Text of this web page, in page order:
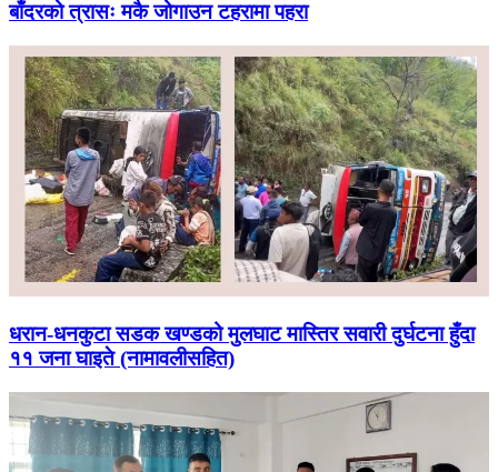
बाँदरको त्रासः मकै जोगाउन टहरामा पहरा
धरान-धनकुटा सडक खण्डको मुलघाट मास्तिर सवारी दुर्घटना हुँदा
११ जना घाइते (नामावलीसहित)